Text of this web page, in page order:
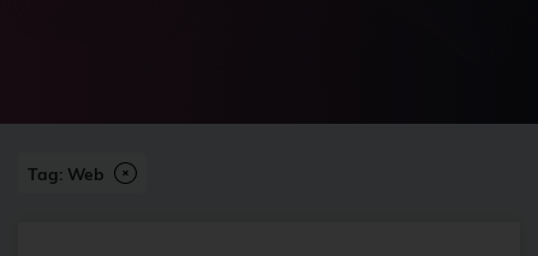
2FA
Abonnement
Tag: Web